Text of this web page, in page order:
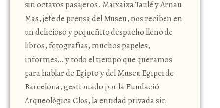
sin octavos pasajeros. Maixaixa Taulé y Arnau
Mas, jefe de prensa del Museu, nos reciben en
un delicioso y pequeñito despacho lleno de
libros, fotografías, muchos papeles,
informes… y todo el tiempo que queramos
para hablar de Egipto y del Museu Egipci de
Barcelona, gestionado por la Fundació
Arqueològica Clos, la entidad privada sin